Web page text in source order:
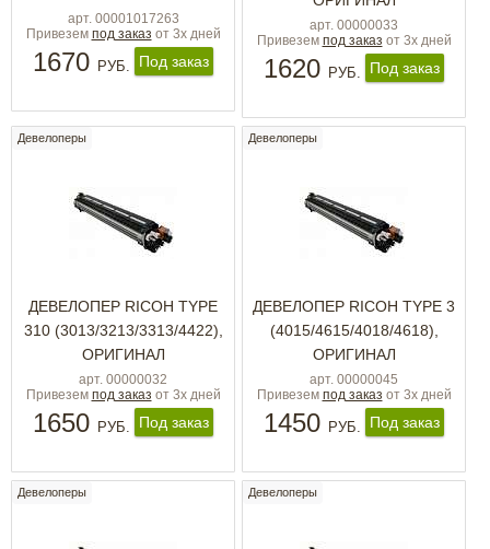
арт. 00001017263
Привезем под заказ от 3х дней
1670 РУБ. Под заказ
арт. 00000033
Привезем под заказ от 3х дней
1620 РУБ. Под заказ
Девелоперы
ДЕВЕЛОПЕР RICOH TYPE
310 (3013/3213/3313/4422),
ОРИГИНАЛ
арт. 00000032
Привезем под заказ от 3х дней
1650 РУБ. Под заказ
Девелоперы
ДЕВЕЛОПЕР RICOH TYPE 3
(4015/4615/4018/4618),
ОРИГИНАЛ
арт. 00000045
Привезем под заказ от 3х дней
1450 РУБ. Под заказ
Девелоперы Девелоперы